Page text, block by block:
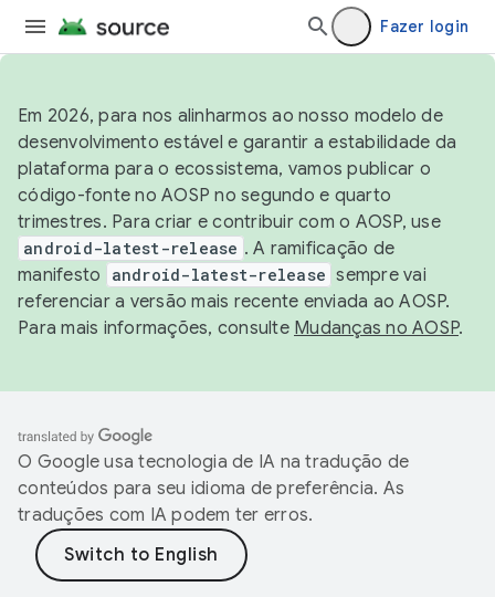
Fazer login
Em 2026, para nos alinharmos ao nosso modelo de
desenvolvimento estável e garantir a estabilidade da
plataforma para o ecossistema, vamos publicar o
código-fonte no AOSP no segundo e quarto
trimestres. Para criar e contribuir com o AOSP, use
android-latest-release . A ramificação de
manifesto
android-latest-release sempre vai
referenciar a versão mais recente enviada ao AOSP.
Para mais informações, consulte Mudanças no AOSP.
O Google usa tecnologia de IA na tradução de
conteúdos para seu idioma de preferência. As
traduções com IA podem ter erros.